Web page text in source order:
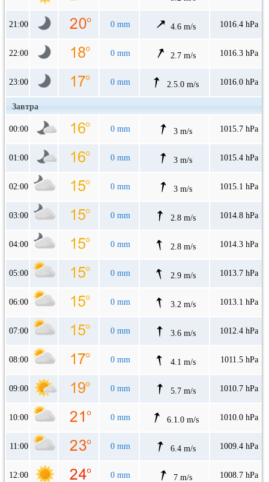
21:00 0 mm 4.6 m/s 1016.4 hPa
22:00 0 mm 2.7 m/s 1016.3 hPa
23:00 0 mm 2.5.0 m/s 1016.0 hPa
Завтра
00:00 0 mm 3 m/s 1015.7 hPa
01:00 0 mm 3 m/s 1015.4 hPa
02:00 0 mm 3 m/s 1015.1 hPa
03:00 0 mm 2.8 m/s 1014.8 hPa
04:00 0 mm 2.8 m/s 1014.3 hPa
05:00 0 mm 2.9 m/s 1013.7 hPa
06:00 0 mm 3.2 m/s 1013.1 hPa
07:00 0 mm 3.6 m/s 1012.4 hPa
08:00 0 mm 4.1 m/s 1011.5 hPa
09:00 0 mm 5.7 m/s 1010.7 hPa
10:00 0 mm 6.1.0 m/s 1010.0 hPa
11:00 0 mm 6.4 m/s 1009.4 hPa
12:00 0 mm 7 m/s 1008.7 hPa